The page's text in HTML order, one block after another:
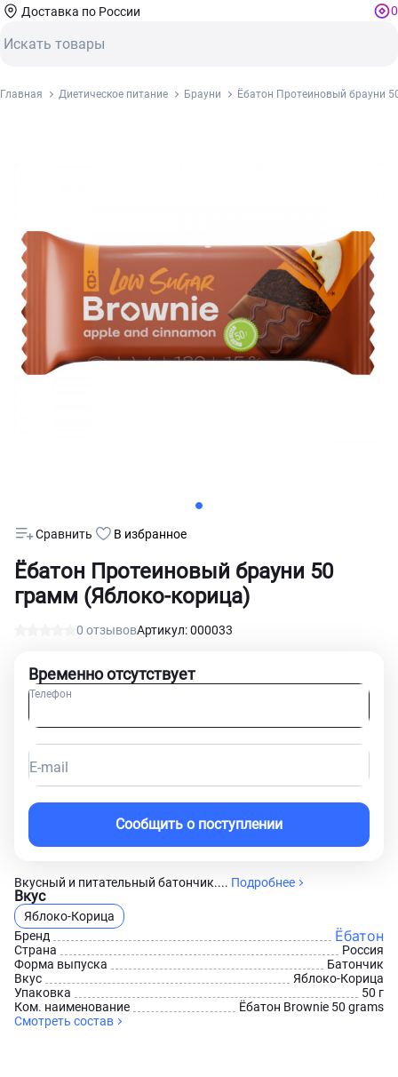
Доставка по России 0
Главная Диетическое питание Брауни Ёбатон Протеиновый брауни
Ёбатон Протеиновый брауни 50
грамм (Яблоко-корица)
0 отзывовАртикул: 000033
Сравнить В избранное
Вкусный и питательный батончик.... Подробнее
Вкус
Яблоко-Корица
Бренд
Ёбатон
Страна
Россия
Форма выпуска
Батончик
Вкус
Яблоко-Корица
Упаковка
50 г
Ком. наименование
Ёбатон Brownie 50 grams
Смотреть состав
Временно отсутствует
Телефон
E-mail
Сообщить о поступлении